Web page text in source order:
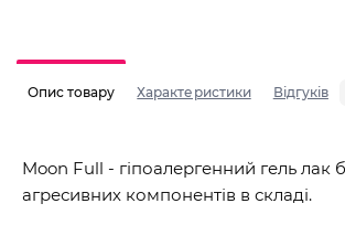
Опис товару Характеристики Відгуків
Moon Full - гіпоалергенний гель лак
агресивних компонентів в складі.